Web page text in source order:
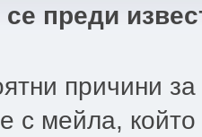
се преди
причини
с мейла,